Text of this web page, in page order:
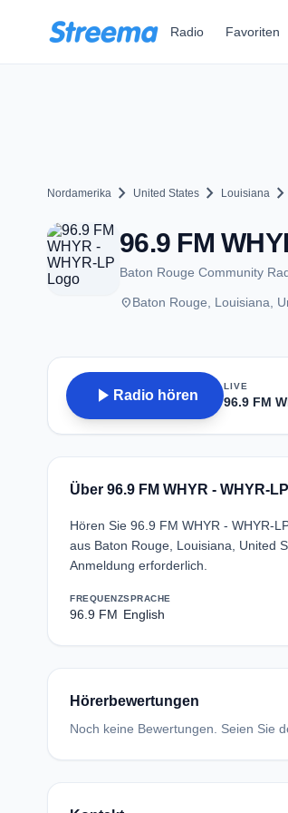
Radio Favoriten
Nordamerika chevron_right United States chevron_right Louisiana chevron_right
96.9 FM
Baton Rouge Community
placeBaton Rouge, Louisiana,
play_arrow Radio hören
LIVE
96.9 FM
Über 96.9 FM WHYR - WHYR-LP
Hören Sie 96.9 FM WHYR - WHYR-
aus Baton Rouge, Louisiana, United
Anmeldung erforderlich.
FREQUENZ
96.9 FM
SPRACHE
English
Hörerbewertungen
Noch keine Bewertungen. Seien Sie